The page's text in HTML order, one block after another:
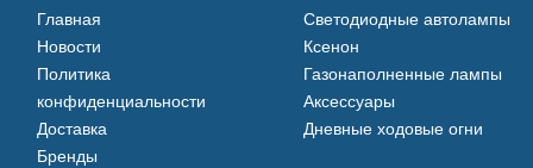
Главная
Новости
Политика
конфиденциальности
Доставка
Бренды
Светодиодные автолампы
Ксенон
Газонаполненные лампы
Аксессуары
Дневные ходовые огни